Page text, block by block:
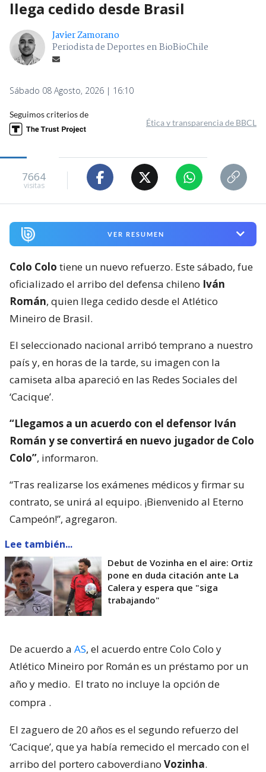
llega cedido desde Brasil
Javier Zamorano
Periodista de Deportes en BioBioChile
Sábado 08 Agosto, 2026 | 16:10
Seguimos criterios de
Ética y transparencia de BBCL
7664
visitas
VER RESUMEN
Colo Colo tiene un nuevo refuerzo. Este sábado, fue
oficializado el arribo del defensa chileno Iván
Román, quien llega cedido desde el Atlético
Mineiro de Brasil.
El seleccionado nacional arribó temprano a nuestro
país y, en horas de la tarde, su imagen con la
camiseta alba apareció en las Redes Sociales del
‘Cacique’.
“Llegamos a un acuerdo con el defensor Iván
Román y se convertirá en nuevo jugador de Colo
Colo”, informaron.
“Tras realizarse los exámenes médicos y firmar su
contrato, se unirá al equipo. ¡Bienvenido al Eterno
Campeón!”, agregaron.
Lee también...
Debut de Vozinha en el aire: Ortiz
pone en duda citación ante La
Calera y espera que "siga
trabajando"
De acuerdo a AS, el acuerdo entre Colo Colo y
Atlético Mineiro por Román es un préstamo por un
año y medio. El trato no incluye la opción de
compra .
El zaguero de 20 años es el segundo refuerzo del
‘Cacique’, que ya había remecido el mercado con el
arribo del portero caboverdiano Vozinha.